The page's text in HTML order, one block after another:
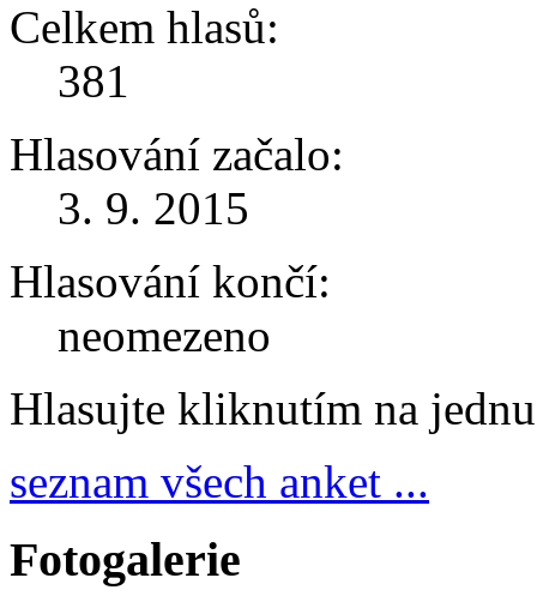
Celkem hlasů:
381
Hlasování začalo:
3. 9. 2015
Hlasování končí:
neomezeno
Hlasujte kliknutím na
seznam všech anket ...
Fotogalerie